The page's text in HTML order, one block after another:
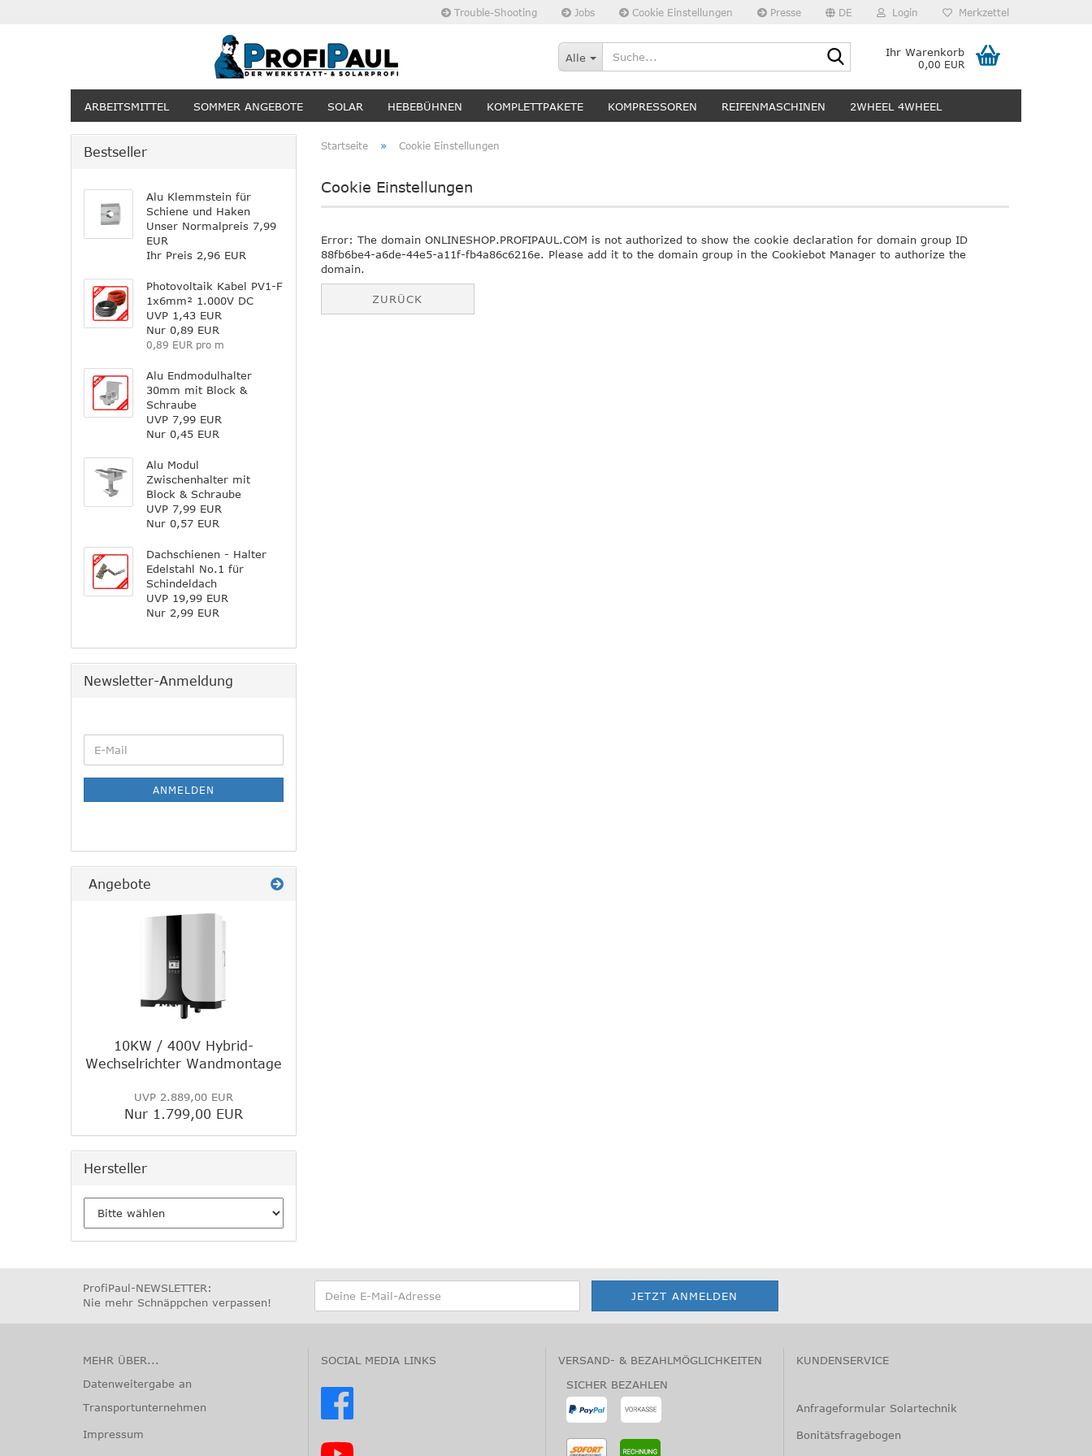
Trouble-Shooting Jobs Cookie Einstellungen Presse DE Login Merkzettel
Alle
Suche...Ihr Warenkorb
0,00 EUR
ARBEITSMITTEL SOMMER ANGEBOTE SOLAR HEBEBÜHNEN KOMPLETTPAKETE KOMPRESSOREN REIFENMASCHINEN 2WHEEL 4WHEEL
Startseite » Cookie Einstellungen
Cookie Einstellungen
Error: The domain ONLINESHOP.PROFIPAUL.COM is not authorized to show the cookie declaration for domain group ID
88fb6be4-a6de-44e5-a11f-fb4a86c6216e. Please add it to the domain group in the Cookiebot Manager to authorize the
domain.
ZURÜCK
Bestseller
Alu Klemmstein für
Schiene und Haken
Unser Normalpreis 7,99
EUR
Ihr Preis 2,96 EUR
Photovoltaik Kabel PV1-F
1x6mm² 1.000V DC
UVP 1,43 EUR
Nur 0,89 EUR
0,89 EUR pro m
Alu Endmodulhalter
30mm mit Block &
Schraube
UVP 7,99 EUR
Nur 0,45 EUR
Alu Modul
Zwischenhalter mit
Block & Schraube
UVP 7,99 EUR
Nur 0,57 EUR
Dachschienen - Halter
Edelstahl No.1 für
Schindeldach
UVP 19,99 EUR
Nur 2,99 EUR
Newsletter-Anmeldung
ZURE-
Mail
ANMELDEN
Angebote
10KW / 400V Hybrid-
Wechselrichter Wandmontage
UVP 2.889,00 EUR
Nur 1.799,00 EUR
Hersteller
ProfiPaul-NEWSLETTER:
Nie mehr Schnäppchen verpassen!
MEHR ÜBER...
Datenweitergabe an
Transportunternehmen
Impressum
SOCIAL MEDIA LINKS
VERSAND- & BEZAHLMÖGLICHKEITEN
SICHER BEZAHLEN
KUNDENSERVICE
Anfrageformular Solartechnik
Bonitätsfragebogen